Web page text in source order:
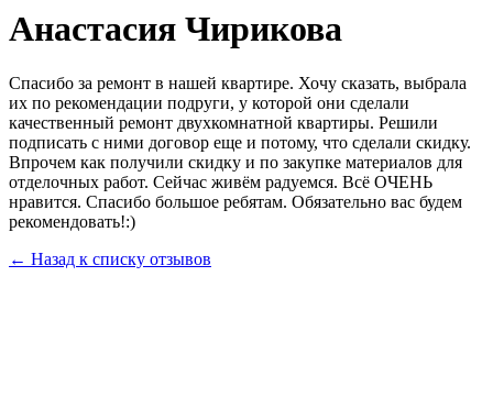
Анастасия Чирикова
Спасибо за ремонт в нашей квартире. Хочу сказать, выбрала
их по рекомендации подруги, у которой они сделали
качественный ремонт двухкомнатной квартиры. Решили
подписать с ними договор еще и потому, что сделали скидку.
Впрочем как получили скидку и по закупке материалов для
отделочных работ. Сейчас живём радуемся. Всё ОЧЕНЬ
нравится. Спасибо большое ребятам. Обязательно вас будем
рекомендовать!:)
← Назад к списку отзывов